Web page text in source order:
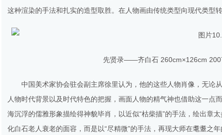
这种渲染的手法和扎实的造型取胜。在人物画由传统类型向现代类型
先贤录——齐白石 260cm×126cm
中国美术家协会驻会副主席徐里认为，他的这些人物肖像，无论
人物时代背景以及时代特色的把握，画面人物的精气神也借助这一
海沉浮的儒雅形象描绘得神貌毕肖，以近似“枯柴描”的手法，绘出章
化白石老人衰老的面容，而是以“尽精微”的手法，再现大师在耄耋之